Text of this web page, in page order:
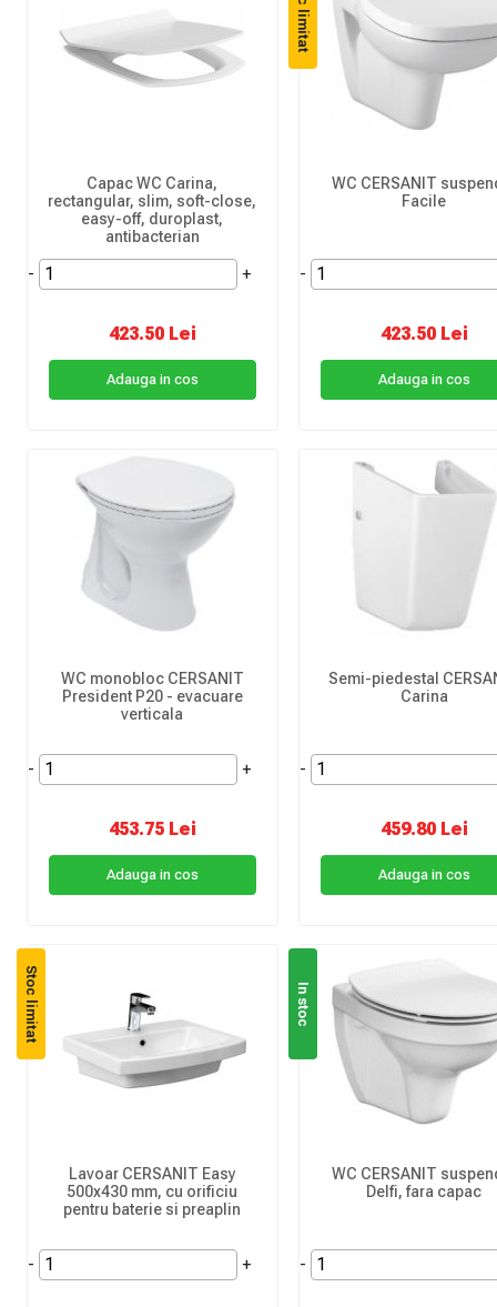
Capac WC Carina,
rectangular, slim, soft-close,
easy-off, duroplast,
antibacterian
- +
423.50 Lei
Adauga in cos
WC CERSANIT
Facile
-
423.50 Lei
Adauga in cos
WC monobloc CERSANIT
President P20 - evacuare
verticala
- +
453.75 Lei
Adauga in cos
Semi-piedestal
Carina
-
459.80 Lei
Adauga in cos
Stoc limitat
Lavoar CERSANIT Easy
500x430 mm, cu orificiu
pentru baterie si preaplin
- +
In stoc
WC CERSANIT
Delfi, fara capac
-